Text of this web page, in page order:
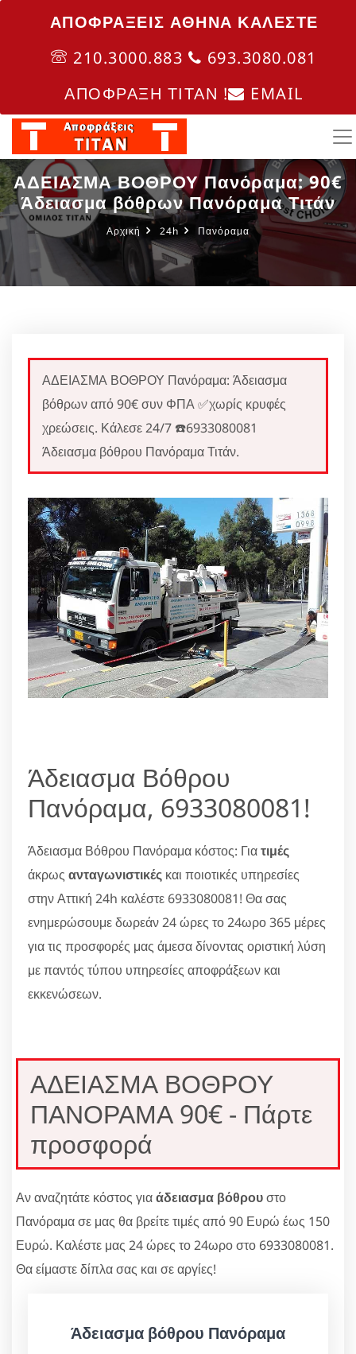
ΑΠΟΦΡΑΞΕΙΣ ΑΘΗΝΑ ΚΑΛΈΣΤΕ
210.3000.883
693.3080.081
ΑΠΟΦΡΑΞΗ ΤΙΤΑΝ !
EMAIL
ΑΔΕΙΑΣΜΑ ΒΟΘΡΟΥ Πανόραμα: 90€
Άδειασμα βόθρων Πανόραμα Τιτάν
Αρχική 24h Πανόραμα
ΑΔΕΙΑΣΜΑ ΒΟΘΡΟΥ Πανόραμα: Άδειασμα
βόθρων από 90€ συν ΦΠΑ ✅χωρίς κρυφές
χρεώσεις. Κάλεσε 24/7 ☎️6933080081
Άδειασμα βόθρου Πανόραμα Τιτάν.
Άδειασμα Βόθρου
Πανόραμα, 6933080081!
Άδειασμα Βόθρου Πανόραμα κόστος: Γιατιμές
άκρως ανταγωνιστικές και ποιοτικές υπηρεσίες
στην Αττική 24h καλέστε 6933080081! Θα σας
ενημερώσουμε δωρεάν 24 ώρες το 24ωρο 365 μέρες
για τις προσφορές μας άμεσα δίνοντας οριστική λύση
με παντός τύπου υπηρεσίες αποφράξεων και
εκκενώσεων.
ΑΔΕΙΑΣΜΑ ΒΟΘΡΟΥ
ΠΑΝΟΡΑΜΑ 90€ - Πάρτε
προσφορά
Αν αναζητάτε κόστος γιαάδειασμα βόθρουστο
Πανόραμα σε μας θα βρείτε τιμές από 90 Ευρώ έως 150
Ευρώ. Καλέστε μας 24 ώρες το 24ωρο στο 6933080081.
Θα είμαστε δίπλα σας και σε αργίες!
Άδειασμα βόθρου Πανόραμα